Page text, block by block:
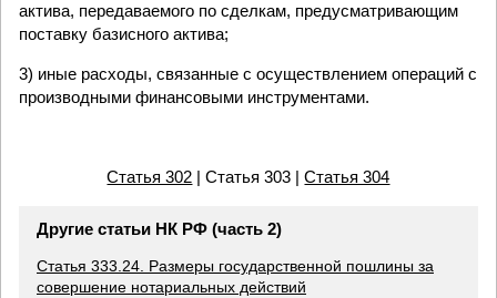
актива, передаваемого по сделкам, предусматривающим
поставку базисного актива;
3) иные расходы, связанные с осуществлением операций с
производными финансовыми инструментами.
Статья 302 | Статья 303 |Статья 304
Другие статьи НК РФ (часть 2)
Статья 333.24. Размеры государственной пошлины за
совершение нотариальных действий